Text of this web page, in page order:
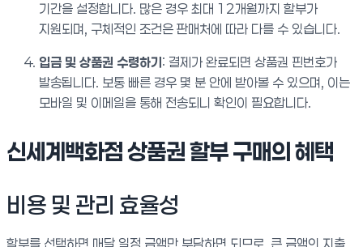
기간을 설정합니다. 많은 경우 최대 12개월까지 할부가
지원되며, 구체적인 조건은 판매처에 따라 다를 수 있습니다.
입금 및 상품권 수령하기: 결제가 완료되면 상품권 핀번호가
발송됩니다. 보통 빠른 경우 몇 분 안에 받아볼 수 있으며, 이는
모바일 및 이메일을 통해 전송되니 확인이 필요합니다.
신세계백화점 상품권 할부 구매의 혜택
비용 및 관리 효율성
할부를 선택하면 매달 일정 금액만 부담하면 되므로, 큰 금액의 지출